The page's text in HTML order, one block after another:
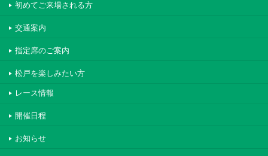
初めてご来場される方
交通案内
指定席のご案内
松戸を楽しみたい方
レース情報
開催日程
お知らせ